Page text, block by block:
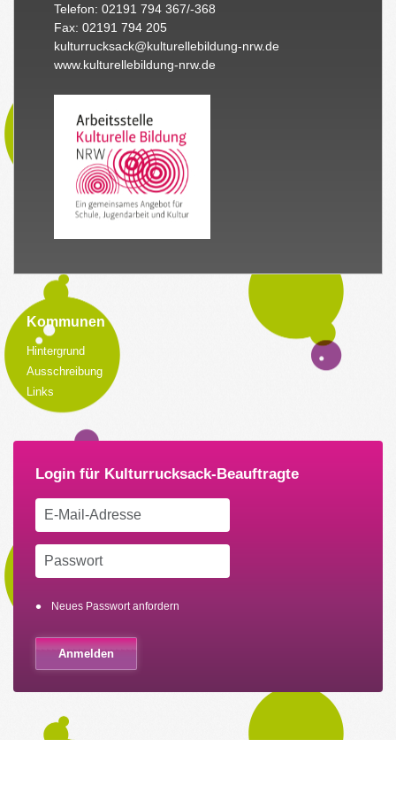
Telefon: 02191 794 367/-368
Fax: 02191 794 205
kulturrucksack@kulturellebildung-nrw.de
www.kulturellebildung-nrw.de
Kommunen
Hintergrund
Ausschreibung
Links
Neues Passwort anfordern